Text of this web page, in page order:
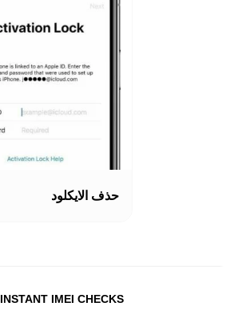
حذف الايكلود
العديد
اختيار
INSTANT IMEI CHECKS